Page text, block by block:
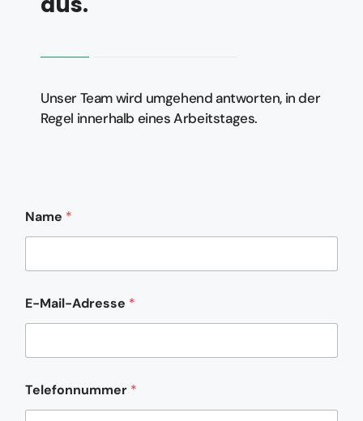
Unser Team wird umgehend antworten, in der
Regel innerhalb eines Arbeitstages.
Name *
a
c
r
c
h
t
E-Mail-Adresse *
Telefonnummer *